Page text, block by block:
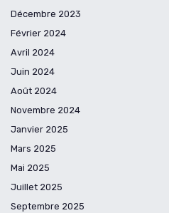
Décembre 2023
Février 2024
Avril 2024
Juin 2024
Août 2024
Novembre 2024
Janvier 2025
Mars 2025
Mai 2025
Juillet 2025
Septembre 2025